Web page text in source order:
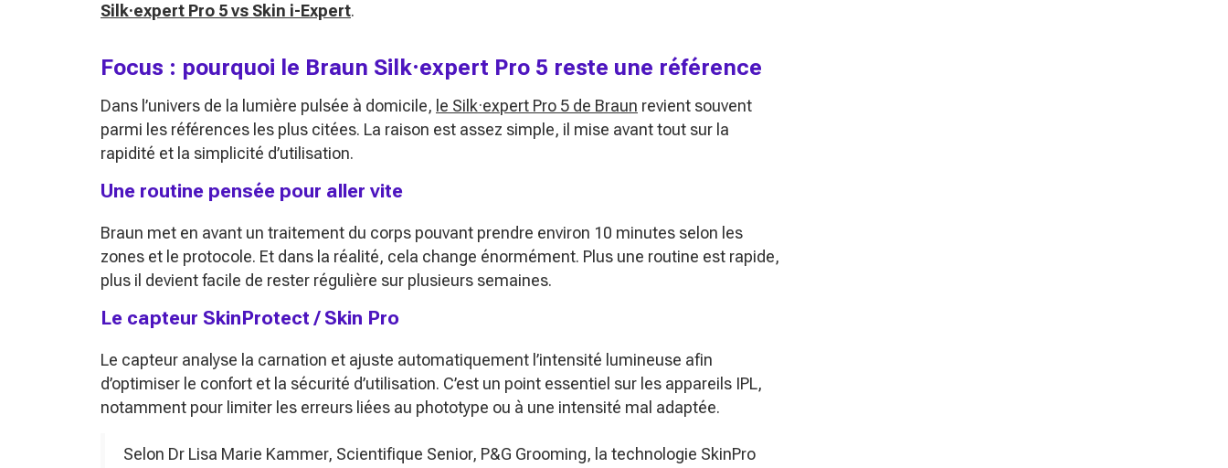
Silk·expert Pro 5 vs Skin i-Expert.
Focus : pourquoi le Braun Silk·expert Pro 5 reste une référence
Dans l’univers de la lumière pulsée à domicile, le Silk·expert Pro 5 de Braun revient souvent
parmi les références les plus citées. La raison est assez simple, il mise avant tout sur la
rapidité et la simplicité d’utilisation.
Une routine pensée pour aller vite
Braun met en avant un traitement du corps pouvant prendre environ 10 minutes selon les
zones et le protocole. Et dans la réalité, cela change énormément. Plus une routine est rapide,
plus il devient facile de rester régulière sur plusieurs semaines.
Le capteur SkinProtect / Skin Pro
Le capteur analyse la carnation et ajuste automatiquement l’intensité lumineuse afin
d’optimiser le confort et la sécurité d’utilisation. C’est un point essentiel sur les appareils IPL,
notamment pour limiter les erreurs liées au phototype ou à une intensité mal adaptée.
Selon Dr Lisa Marie Kammer, Scientifique Senior, P&G Grooming, la technologie SkinPro